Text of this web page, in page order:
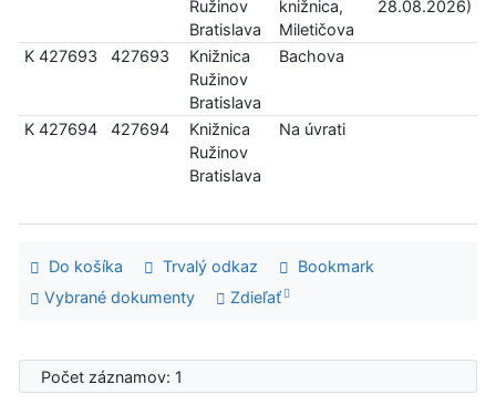
Ružinov
Bratislava
knižnica,
Miletičova
28.08.2026)
K 427693 427693
Knižnica
Ružinov
Bratislava
Bachova
K 427694 427694
Knižnica
Ružinov
Bratislava
Na úvrati
Do košíka Trvalý odkaz
Bookmark
Vybrané dokumenty
Zdieľať
Počet záznamov: 1